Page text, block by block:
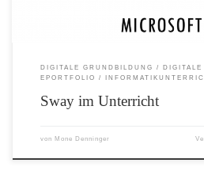
DIGITALE GRUNDBILDUNG DIGITALE
EPORTFOLIO
Sway im Unterricht
von Mone Denninger